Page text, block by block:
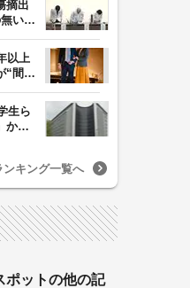
摘出
い部
以上
“間
生ら
」か
ンキング一覧へ
ットの他の記